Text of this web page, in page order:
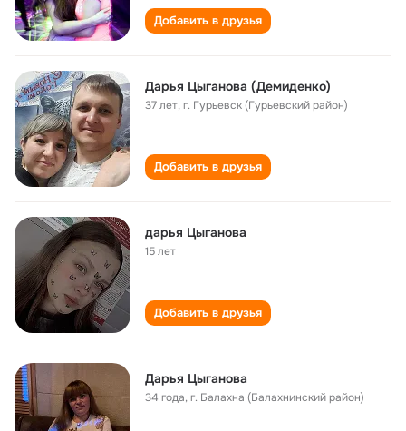
Добавить в друзья
Дарья Цыганова (Демиденко)
37 лет,г. Гурьевск (Гурьевский район)
Добавить в друзья
дарья Цыганова
15 лет
Добавить в друзья
Дарья Цыганова
34 года,г. Балахна (Балахнинский район)